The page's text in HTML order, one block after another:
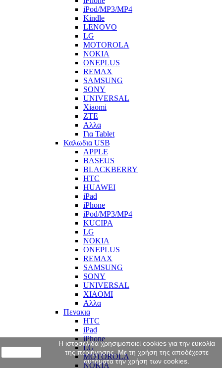
iPod/MP3/MP4
Kindle
LENOVO
LG
MOTOROLA
NOKIA
ONEPLUS
REMAX
SAMSUNG
SONY
UNIVERSAL
Xiaomi
ZTE
Αλλα
Για Tablet
Καλωδια USB
APPLE
BASEUS
BLACKBERRY
HTC
HUAWEI
iPad
iPhone
iPod/MP3/MP4
KUCIPA
LG
NOKIA
ONEPLUS
REMAX
SAMSUNG
SONY
UNIVERSAL
XIAOMI
Αλλα
Πενακια
HTC
iPad
iPhone
LG
MOTOROLA
NOKIA
Η ιστοσελίδα χρησιμοποιεί cookies για την ευκολία
της περιήγησης. Με τη χρήση της αποδέχεστε
αυτόματα την χρήση των cookies.